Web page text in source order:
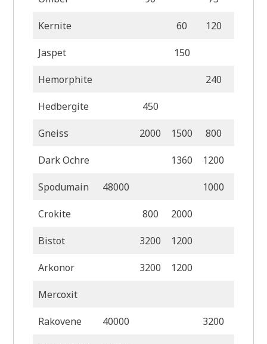
Kernite 60 120
Jaspet 150
Hemorphite 240
Hedbergite 450
Gneiss 2000 1500 800
Dark Ochre 1360 1200
Spodumain 48000 1000
Crokite 800 2000
Bistot 3200 1200
Arkonor 3200 1200
Mercoxit
Rakovene 40000 3200